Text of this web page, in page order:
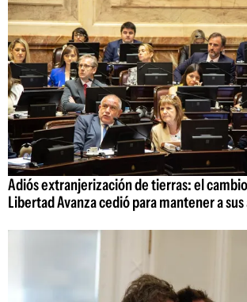
Adiós extranjerización de tierras: el
Libertad Avanza cedió para mantener a